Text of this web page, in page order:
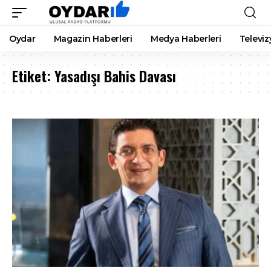
Oydar Magazin Haberleri Medya Haberleri
Etiket:Yasadışı Bahis Davası